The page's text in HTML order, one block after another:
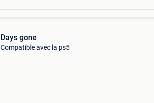
Days gone
Compatible avec la ps5